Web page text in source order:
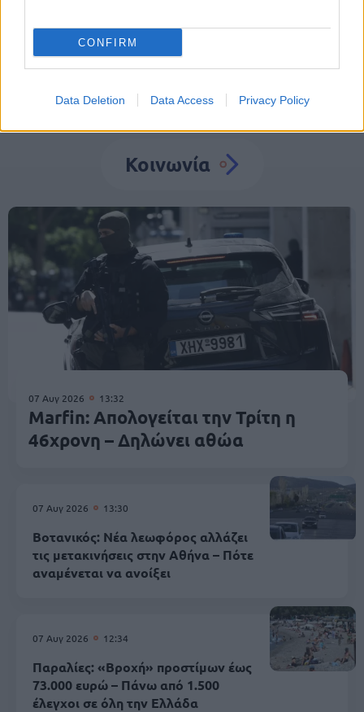
CONFIRM
Data Deletion Data Access Privacy Policy
Κοινωνία
07 Αυγ 2026 13:32
Marfin: Απολογείται την Τρίτη η
46χρονη – Δηλώνει αθώα
07 Αυγ 2026 13:30
Βοτανικός: Νέα λεωφόρος αλλάζει
τις μετακινήσεις στην Αθήνα – Πότε
αναμένεται να ανοίξει
07 Αυγ 2026 12:34
Παραλίες: «Βροχή» προστίμων έως
73.000 ευρώ – Πάνω από 1.500
έλεγχοι σε όλη την Ελλάδα